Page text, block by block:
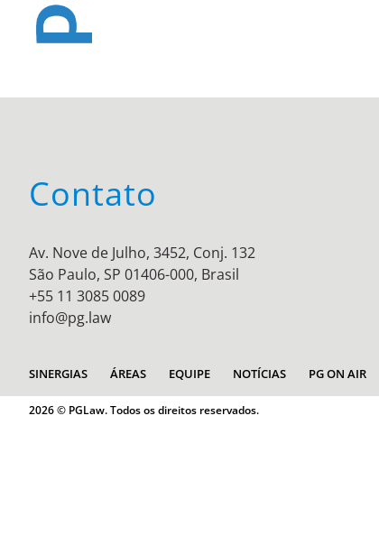
Contato
Av. Nove de Julho, 3452, Conj. 132
São Paulo, SP 01406-000, Brasil
+55 11 3085 0089
info@pg.law
SINERGIAS ÁREAS EQUIPE NOTÍCIAS PG ON AIR
2026 © PGLaw. Todos os direitos reservados.